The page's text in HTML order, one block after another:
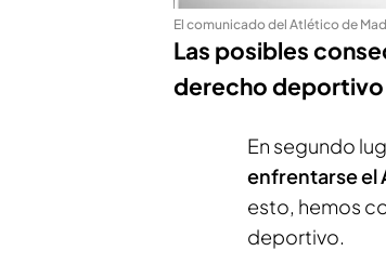
El comunicado del Atlético de
Las posibles
derecho deportivo
En segundo
enfrentarse el
esto, hemos
deportivo.